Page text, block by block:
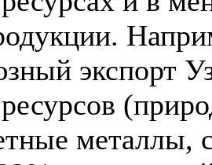
экспорт
металлы,